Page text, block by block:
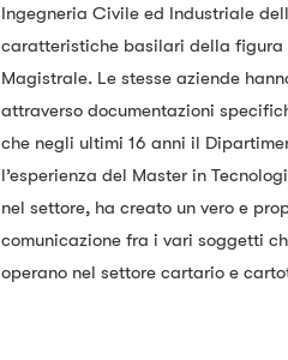
Ingegneria Civile ed Industriale
caratteristiche basilari della figura
Magistrale. Le stesse aziende
attraverso documentazioni
che negli ultimi 16 anni il
l’esperienza del Master in
nel settore, ha creato un vero e
comunicazione fra i vari soggetti
operano nel settore cartario e